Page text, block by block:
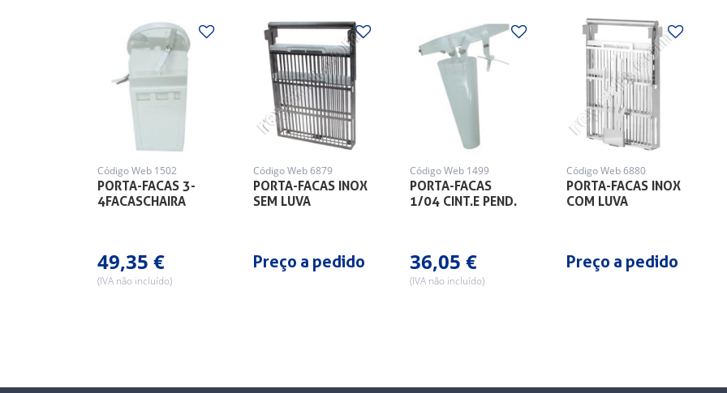
PORTA-FACAS 3-
4FACASCHAIRA
Código Web 1502
49,35 €
(IVA não incluído)
PORTA-FACAS INOX
SEM LUVA
Código Web 6879
Preço a pedido
PORTA-FACAS
1/04 CINT.E PEND.
Código Web 1499
36,05 €
(IVA não incluído)
PORTA-FACAS INOX
COM LUVA
Código Web 6880
Preço a pedido